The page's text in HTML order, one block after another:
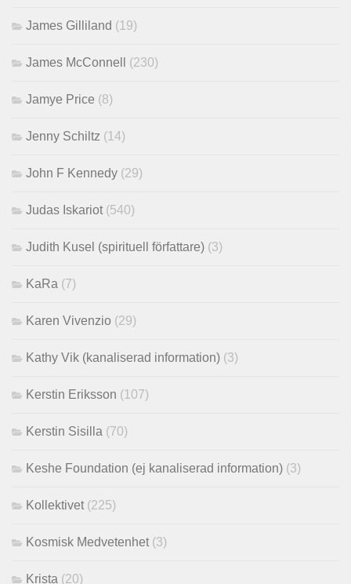
James Gilliland (19)
James McConnell (230)
Jamye Price (8)
Jenny Schiltz (14)
John F Kennedy (29)
Judas Iskariot (540)
Judith Kusel (spirituell författare) (3)
KaRa (7)
Karen Vivenzio (29)
Kathy Vik (kanaliserad information) (3)
Kerstin Eriksson (107)
Kerstin Sisilla (70)
Keshe Foundation (ej kanaliserad information) (3)
Kollektivet (225)
Kosmisk Medvetenhet (3)
Krista (20)